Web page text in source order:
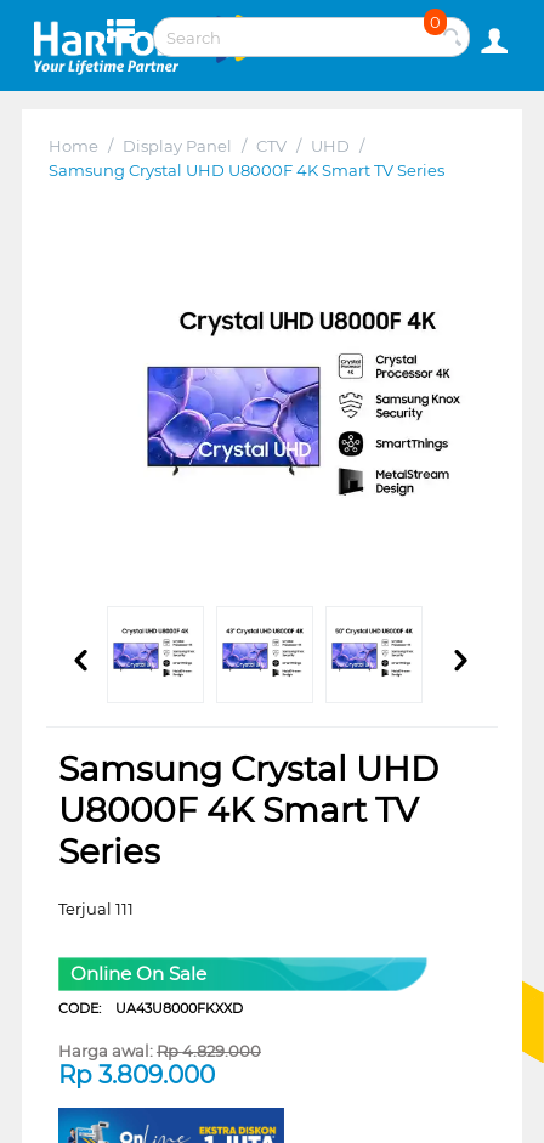
0
Home / Display Panel / CTV / UHD /
Samsung Crystal UHD U8000F 4K Smart TV Series
Samsung Crystal UHD
U8000F 4K Smart TV
Series
Terjual 111
Online On Sale
CODE: UA43U8000FKXXD
Harga awal:Rp4.829.000
Rp 3.809.000